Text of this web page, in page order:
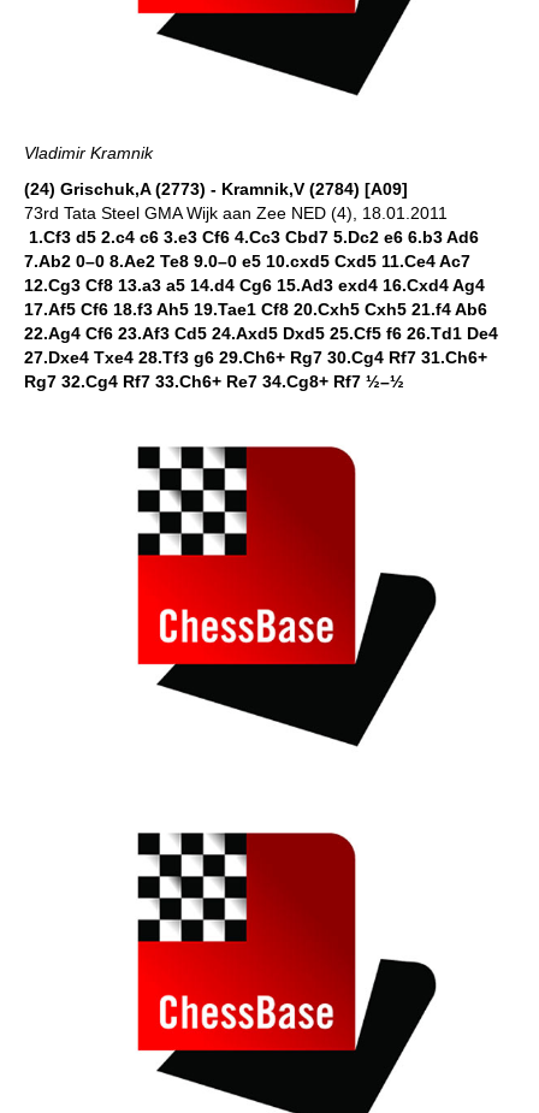
Vladimir Kramnik
(24) Grischuk,A (2773) - Kramnik,V (2784) [A09]
73rd Tata Steel GMA Wijk aan Zee NED (4), 18.01.2011
1.Cf3 d5 2.c4 c6 3.e3 Cf6 4.Cc3 Cbd7 5.Dc2 e6 6.b3 Ad6
7.Ab2 0–0 8.Ae2 Te8 9.0–0 e5 10.cxd5 Cxd5 11.Ce4 Ac7
12.Cg3 Cf8 13.a3 a5 14.d4 Cg6 15.Ad3 exd4 16.Cxd4 Ag4
17.Af5 Cf6 18.f3 Ah5 19.Tae1 Cf8 20.Cxh5 Cxh5 21.f4 Ab6
22.Ag4 Cf6 23.Af3 Cd5 24.Axd5 Dxd5 25.Cf5 f6 26.Td1 De4
27.Dxe4 Txe4 28.Tf3 g6 29.Ch6+ Rg7 30.Cg4 Rf7 31.Ch6+
Rg7 32.Cg4 Rf7 33.Ch6+ Re7 34.Cg8+ Rf7 ½–½